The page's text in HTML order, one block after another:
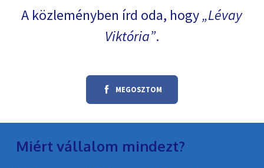
A közleményben írd oda, hogy Lévay
Viktória .
MEGOSZTOM
Miért vállalom mindezt?